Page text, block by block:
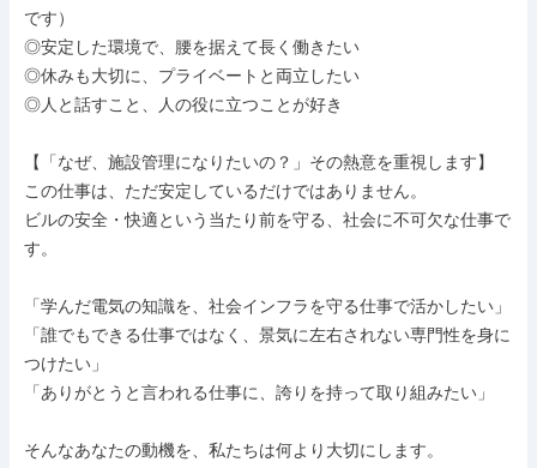
です）
◎安定した環境で、腰を据えて長く働きたい
◎休みも大切に、プライベートと両立したい
◎人と話すこと、人の役に立つことが好き
【「なぜ、施設管理になりたいの？」その熱意を重視します】
この仕事は、ただ安定しているだけではありません。
ビルの安全・快適という当たり前を守る、社会に不可欠な仕事で
す。
「学んだ電気の知識を、社会インフラを守る仕事で活かしたい」
「誰でもできる仕事ではなく、景気に左右されない専門性を身に
つけたい」
「ありがとうと言われる仕事に、誇りを持って取り組みたい」
そんなあなたの動機を、私たちは何より大切にします。